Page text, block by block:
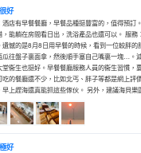
很好
酒店有早餐餐廳，早餐品種挺豐富的，值得預訂
，能躺在房間看日出，洗浴產品也還可以。 服務
遺憾的是8月8日用早餐的時候，看到一位較胖的
瓜往盤子裏面拿，然後順手塞自己嘴裏一塊…。
堂衞生也挺好。早餐餐廳服務人員的衞生習慣，
吃的餐廳還不少，比如北丐、胖子等都是網上評
早上趕海還真能抓這些傢伙。 另外，建議海貝樂
極好